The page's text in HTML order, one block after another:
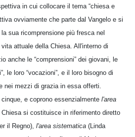
in cui collocare il tema “chiesa e
ovviamente che parte dal Vangelo e si
sua ricomprensione più fresca nel
attuale della Chiesa. All'interno di
anche le “comprensioni” dei giovani, le
le loro “vocazioni”, e il loro bisogno di
nei mezzi di grazia in essa offerti.
e coprono essenzialmente l'area
si costituisce in riferimento diretto
il Regno), l'area sistematica (Linda